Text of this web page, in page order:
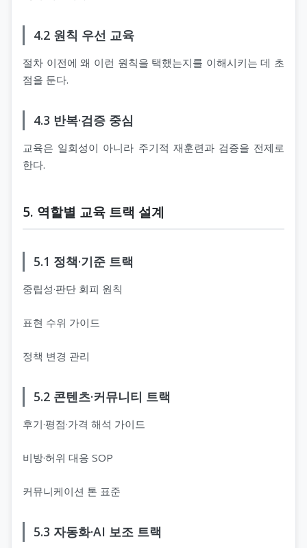
4.2 원칙 우선 교육
절차 이전에 왜 이런 원칙을 택했는지를 이해시키는 데 초
점을 둔다.
4.3 반복·검증 중심
교육은 일회성이 아니라 주기적 재훈련과 검증을 전제로
한다.
5. 역할별 교육 트랙 설계
5.1 정책·기준 트랙
중립성·판단 회피 원칙
표현 수위 가이드
정책 변경 관리
5.2 콘텐츠·커뮤니티 트랙
후기·평점·가격 해석 가이드
비방·허위 대응 SOP
커뮤니케이션 톤 표준
5.3 자동화·AI 보조 트랙